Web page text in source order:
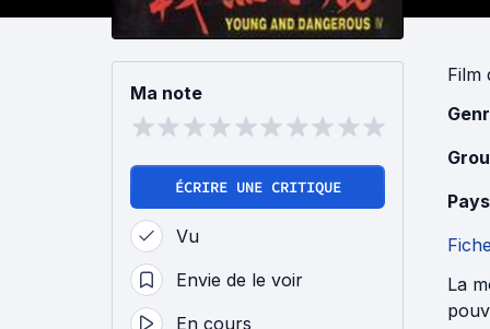
Ma note
ÉCRIRE UNE CRITIQUE
Vu
Envie de le voir
En cours
Film
La